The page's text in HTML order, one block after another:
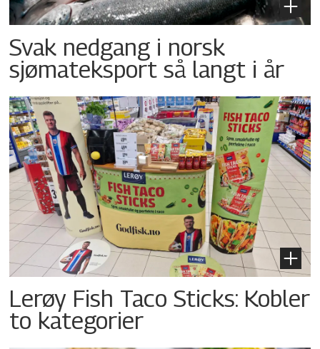
Svak nedgang i norsk
sjømateksport så langt i år
Lerøy Fish Taco Sticks: Kobler
to kategorier